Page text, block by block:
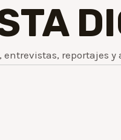
reportajes y